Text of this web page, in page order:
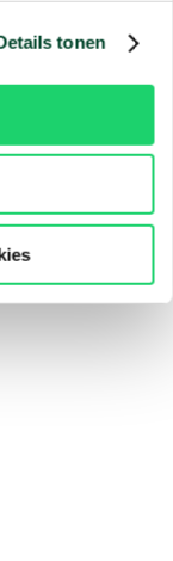
tonen